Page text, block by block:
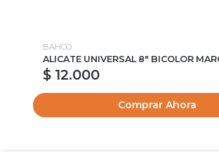
BAHCO
ALICATE UNIVERSAL 8" BICOLOR
$ 12.000
Comprar Ahora